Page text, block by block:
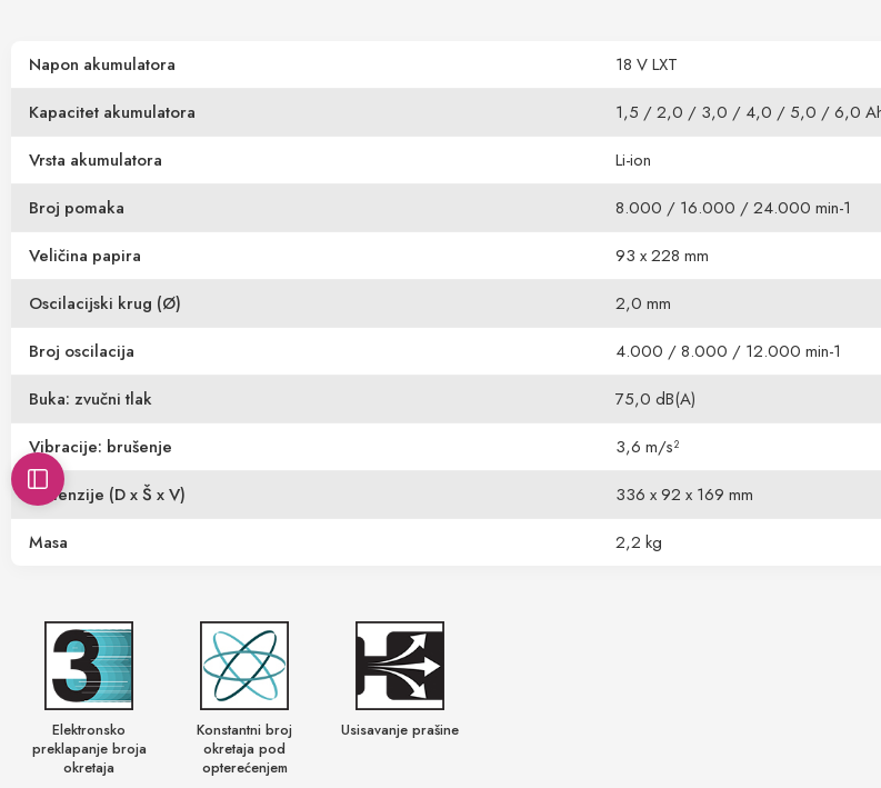
Elektronsko
preklapanje broja
okretaja
Konstantni broj
okretaja pod
opterećenjem
Usisavanje prašine
Napon akumulatora
18 V LXT
Kapacitet akumulatora
1,5 / 2,0 / 3,0 / 4,0 / 5,0 / 6,0
Vrsta akumulatora
Li-ion
Broj pomaka
8.000 / 16.000 / 24.000 min-1
Veličina papira
93 x 228 mm
Oscilacijski krug (Ø)
2,0 mm
Broj oscilacija
4.000 / 8.000 / 12.000 min-1
Buka: zvučni tlak
75,0 dB(A)
Vibracije: brušenje
3,6 m/s²
Dimenzije (D x Š x V)
336 x 92 x 169 mm
Masa
2,2 kg